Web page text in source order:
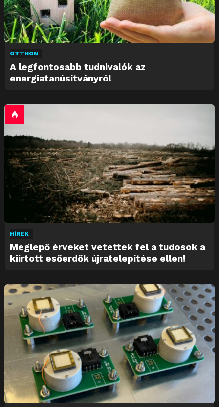
OTTHON
A legfontosabb tudnivalók az
energiatanúsítványról
HÍREK
Meglepő érveket vetettek fel a tudosok a
kiirtott esőerdők újratelepítése ellen!